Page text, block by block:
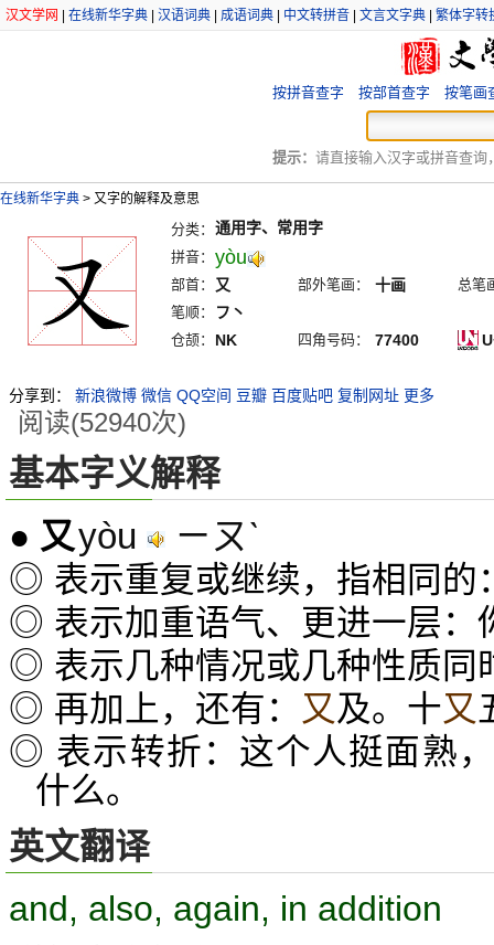
汉文学网 在线新华字典 汉语词典 成语词典 中文转拼音 文言文字典 繁体字转
按拼音查字 按部首查字 按笔画
提示： 请直接输入汉字或拼音查询
在线新华字典 > 又字的解释及意思
分类： 通用字、常用字
拼音： yòu
部首： 又 部外笔画： 十画
总笔
笔顺：
フ丶
仓颉： NK 四角号码： 77400
分享到： 新浪微博 微信 QQ空间 豆瓣 百度贴吧 复制网址 更多
阅读(52940次)
基本字义解释
● 又yòu ㄧㄡˋ
◎ 表示重复或继续，指相同的
◎ 表示加重语气、更进一层：
◎ 表示几种情况或几种性质同
◎ 再加上，还有： 又及。十又
◎ 表示转折：这个人挺面熟
什么。
英文翻译
and, also, again, in addition